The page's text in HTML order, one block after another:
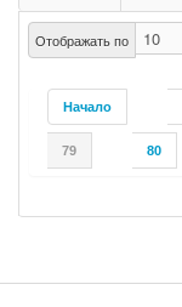
Отображать по
Начало
79 80